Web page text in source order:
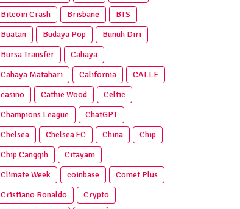
Bitcoin Crash
Brisbane
BTS
Buatan
Budaya Pop
Bunuh Diri
Bursa Transfer
Cahaya
Cahaya Matahari
California
CALLE
casino
Cathie Wood
Celtic
Champions League
ChatGPT
Chelsea
Chelsea FC China
Chip
Chip Canggih
Citayam
Climate Week
coinbase
Comet Plus
Cristiano Ronaldo
Crypto